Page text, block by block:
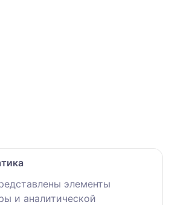
элементы
и аналитической